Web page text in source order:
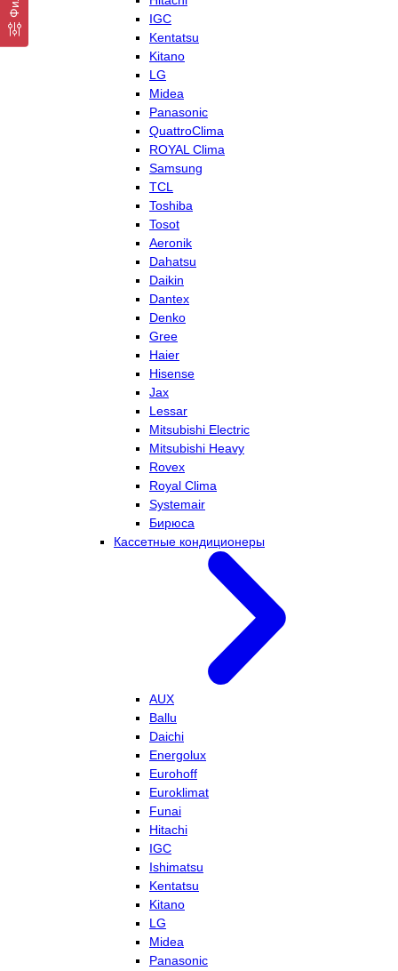
IGC
Kentatsu
Kitano
LG
Midea
Panasonic
QuattroClima
ROYAL Clima
Samsung
TCL
Toshiba
Tosot
Aeronik
Dahatsu
Daikin
Dantex
Denko
Gree
Haier
Hisense
Jax
Lessar
Mitsubishi Electric
Mitsubishi Heavy
Rovex
Royal Clima
Systemair
Бирюса
Кассетные кондиционеры
AUX
Ballu
Daichi
Energolux
Eurohoff
Euroklimat
Funai
Hitachi
IGC
Ishimatsu
Kentatsu
Kitano
LG
Midea
Panasonic